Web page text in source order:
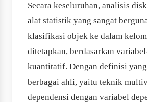
Secara keseluruhan, analisis
alat statistik yang sangat
klasifikasi objek ke dalam
ditetapkan, berdasarkan
kuantitatif. Dengan definisi
berbagai ahli, yaitu teknik
dependensi dengan variabel